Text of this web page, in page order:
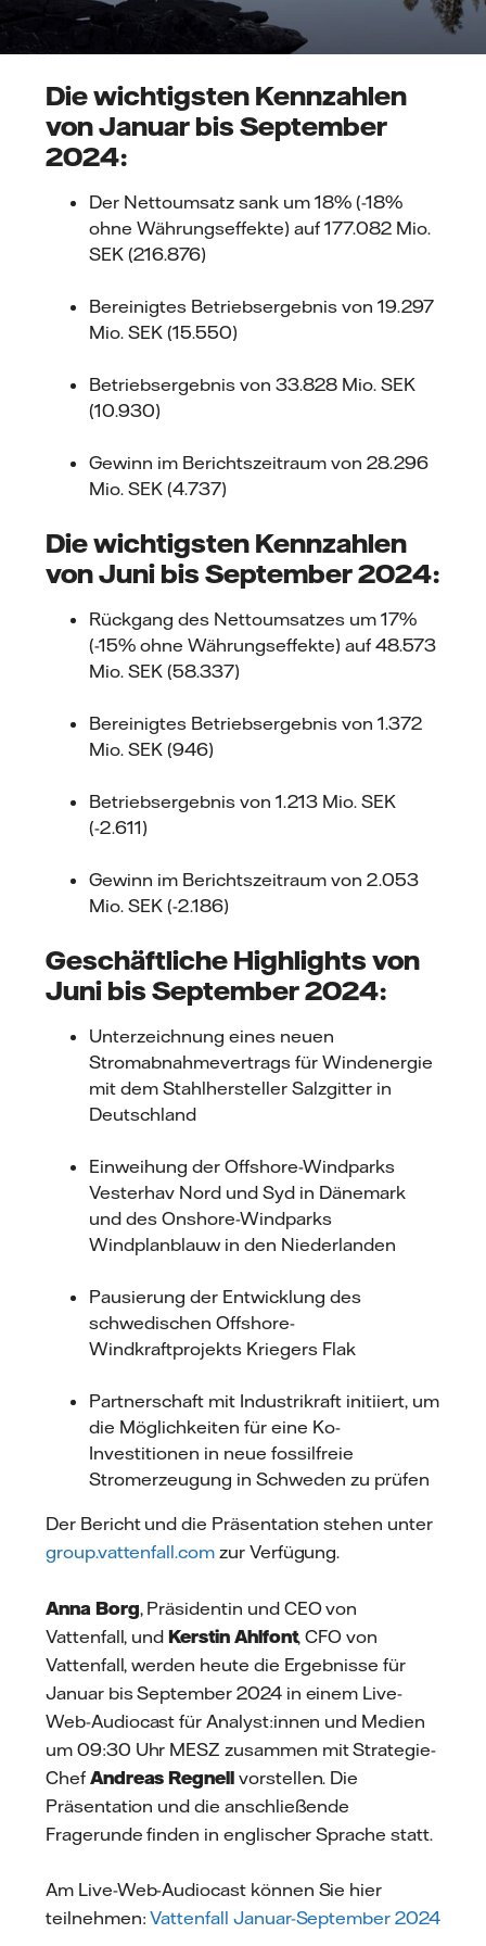
Die wichtigsten Kennzahlen
von Januar bis September
2024:
Der Nettoumsatz sank um 18% (-18%
ohne Währungseffekte) auf 177.082 Mio.
SEK (216.876)
Bereinigtes Betriebsergebnis von 19.297
Mio. SEK (15.550)
Betriebsergebnis von 33.828 Mio. SEK
(10.930)
Gewinn im Berichtszeitraum von 28.296
Mio. SEK (4.737)
Die wichtigsten Kennzahlen
von Juni bis September 2024:
Rückgang des Nettoumsatzes um 17%
(-15% ohne Währungseffekte) auf 48.573
Mio. SEK (58.337)
Bereinigtes Betriebsergebnis von 1.372
Mio. SEK (946)
Betriebsergebnis von 1.213 Mio. SEK
(-2.611)
Gewinn im Berichtszeitraum von 2.053
Mio. SEK (-2.186)
Geschäftliche Highlights von
Juni bis September 2024:
Unterzeichnung eines neuen
Stromabnahmevertrags für Windenergie
mit dem Stahlhersteller Salzgitter in
Deutschland
Einweihung der Offshore-Windparks
Vesterhav Nord und Syd in Dänemark
und des Onshore-Windparks
Windplanblauw in den Niederlanden
Pausierung der Entwicklung des
schwedischen Offshore-
Windkraftprojekts Kriegers Flak
Partnerschaft mit Industrikraft initiiert, um
die Möglichkeiten für eine Ko-
Investitionen in neue fossilfreie
Stromerzeugung in Schweden zu prüfen
Der Bericht und die Präsentation stehen unter
group.vattenfall.com zur Verfügung.
Anna Borg, Präsidentin und CEO von
Vattenfall, undKerstin Ahlfont, CFO von
Vattenfall, werden heute die Ergebnisse für
Januar bis September 2024 in einem Live-
Web-Audiocast für Analyst:innen und Medien
um 09:30 Uhr MESZ zusammen mit Strategie-
Chef Andreas Regnell vorstellen. Die
Präsentation und die anschließende
Fragerunde finden in englischer Sprache statt.
Am Live-Web-Audiocast können Sie hier
teilnehmen:Vattenfall Januar-September 2024